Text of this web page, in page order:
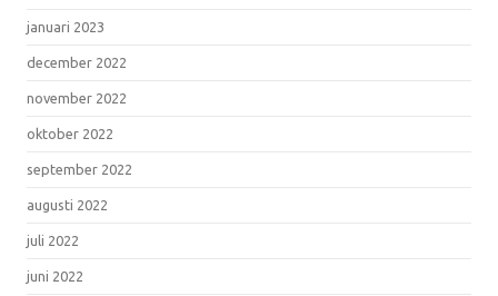
januari 2023
december 2022
november 2022
oktober 2022
september 2022
augusti 2022
juli 2022
juni 2022